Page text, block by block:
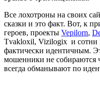
Все лохотроны на своих
сказки и это факт. Вот, к
героев, проекты Vepilorn,
Tvakloxil, Vizilogix и сотни
фактически идентичным.
мошенники не собираются
всегда обманывают по